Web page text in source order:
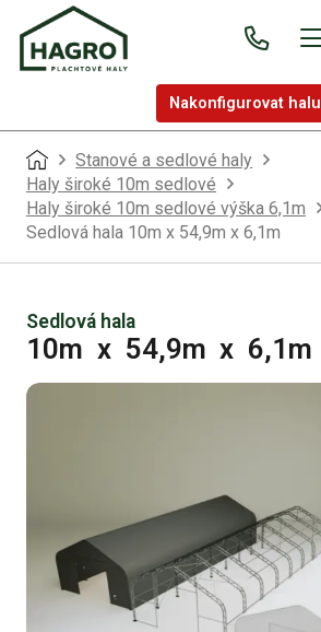
Nakonfigurovat halu
Stanové a sedlové haly
Haly široké 10m sedlové
Haly široké 10m sedlové výška 6,1m
Sedlová hala 10m x 54,9m x 6,1m
Sedlová hala
10m x 54,9m x 6,1m